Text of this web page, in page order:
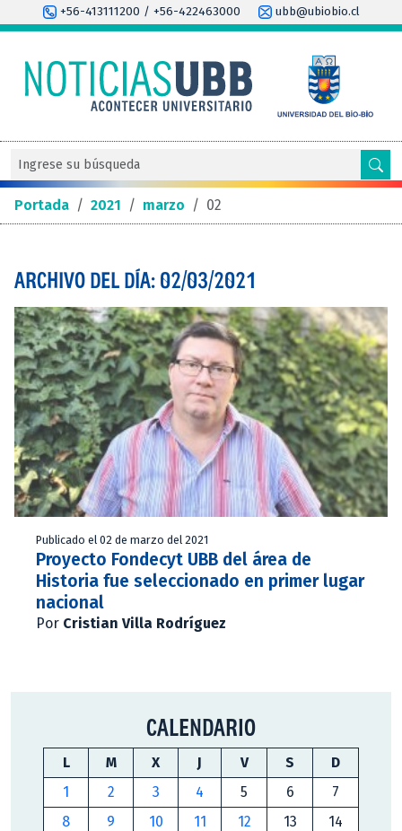
+56-413111200 / +56-422463000 ubb@ubiobio.cl
Portada / 2021 / marzo / 02
ARCHIVO DEL DÍA: 02/03/2021
Publicado el 02 de marzo del 2021
Proyecto Fondecyt UBB del área de
Historia fue seleccionado en primer lugar
nacional
Por Cristian Villa Rodríguez
CALENDARIO
L M X J V S
D
1
2 3 4 5 6
7
8
9 10 11 12 13
14